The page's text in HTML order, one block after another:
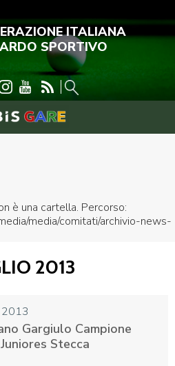
ITALIANA
SPORTIVO
è una cartella. Percorso:
media/comitati/archivio-news-
2013
Gargiulo Campione
Stecca